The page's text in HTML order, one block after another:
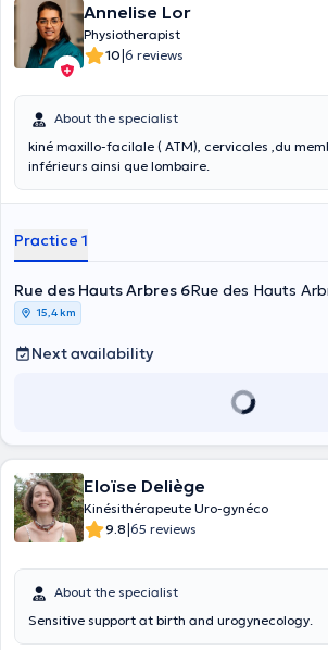
Annelise Lor
Physiotherapist
10|6 reviews
About the specialist
kiné maxillo-facilale ( ATM), cervicales ,du
inférieurs ainsi que lombaire.
Practice 1
Rue des Hauts Arbres 6Rue des Hauts
15,4 km
Next availability
Eloïse Deliège
Kinésithérapeute Uro-gynéco
9.8|65 reviews
About the specialist
Sensitive support at birth and urogynecology.